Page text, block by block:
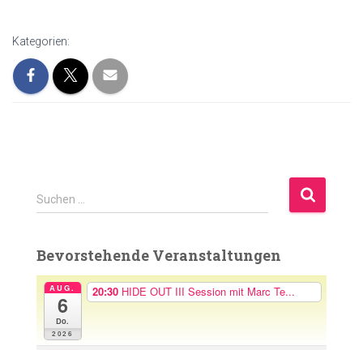
Kategorien:
S
u
e
Suchen …
Bevorstehende Veranstaltungen
AUG.
6
Do.
2026
20:30 HIDE OUT III Session mit Marc Te...